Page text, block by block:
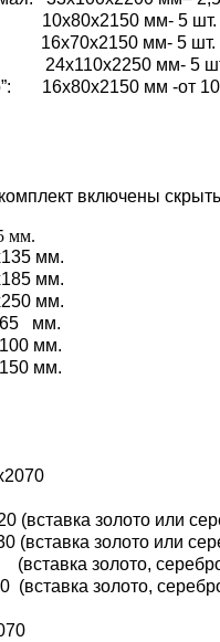
10х80х2150 мм- 5 шт.
16х70х2150 мм- 5 шт.
24х110х2250 мм- 5
16х80х2150 мм -от
включены
мм.
мм.
мм.
мм.
мм.
мм.
мм.
(вставка золото или
(вставка золото или
золото,
золото,